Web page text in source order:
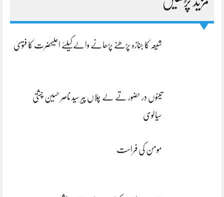
شیعہ کا جنازہ پڑھنے پڑھانے والےکیلئے اعلیٰحضرت کا فتویٰ
تینوں در حضور تے لے چلاں پیر سید ناصر حسین چشتی
سیالوی
مومن کی فراست